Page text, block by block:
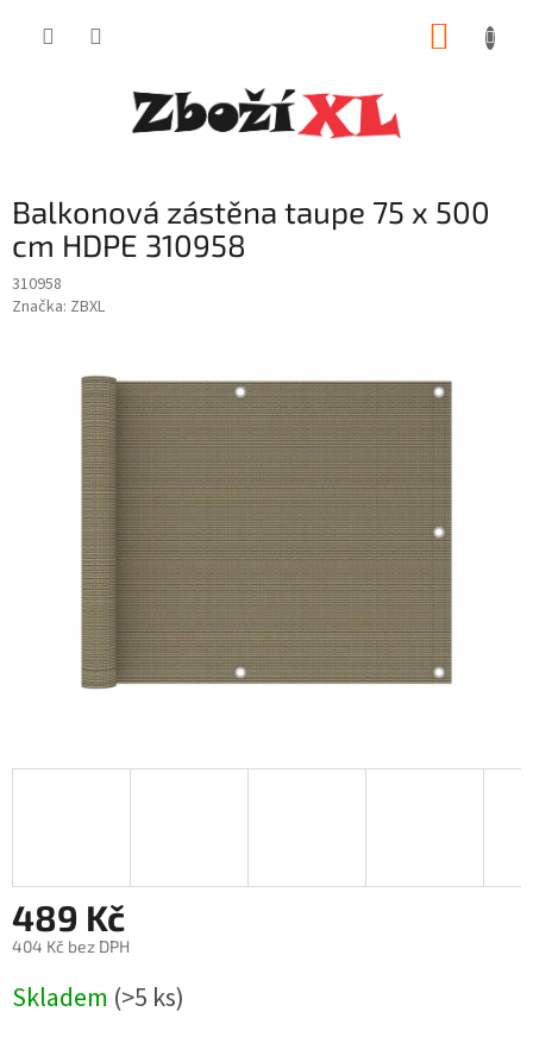
Balkonová zástěna taupe 75 x 500
cm HDPE 310958
310958
Značka: ZBXL
489 Kč
404 Kč bez DPH
cena:
Skladem (>5 ks)